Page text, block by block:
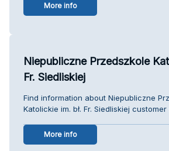
More info
Niepubliczne Przedszkole
Fr. Siedliskiej
Find information about Niepubliczne
Katolickie im. bł. Fr. Siedliskiej
More info